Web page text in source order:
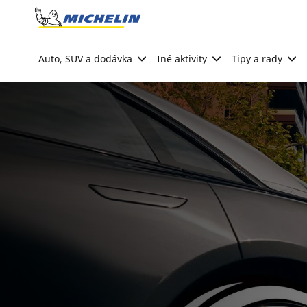
Go to page content
Auto, SUV a dodávka Iné aktivity Tipy a rady